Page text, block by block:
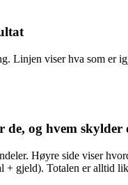
Linjen viser hva som er
de, og hvem skylder
Høyre side viser
+ gjeld). Totalen er alltid